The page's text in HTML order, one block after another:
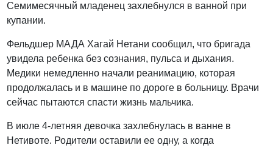
Семимесячный младенец захлебнулся в ванной при
купании.
Фельдшер МАДА Хагай Нетани сообщил, что бригада
увидела ребенка без сознания, пульса и дыхания.
Медики немедленно начали реанимацию, которая
продолжалась и в машине по дороге в больницу. Врачи
сейчас пытаются спасти жизнь мальчика.
В июле 4-летняя девочка захлебнулась в ванне в
Нетивоте. Родители оставили ее одну, а когда